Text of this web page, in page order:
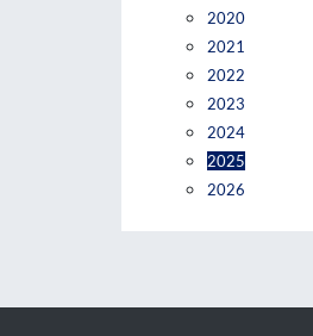
2020
2021
2022
2023
2024
2025
2026